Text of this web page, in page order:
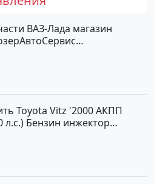
ВАЗ-Лада магазин
Toyota Vitz '2000 АКПП
л.с.) Бензин инжектор